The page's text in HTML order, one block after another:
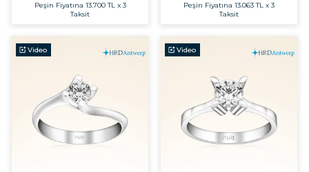
Peşin Fiyatına 13.700 TL x 3
Taksit
Peşin Fiyatına 13.063 TL x 3
Taksit
Video Video